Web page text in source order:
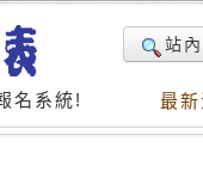
名系統!
站
最新